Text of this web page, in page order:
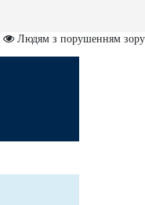
Людям з порушенням зору